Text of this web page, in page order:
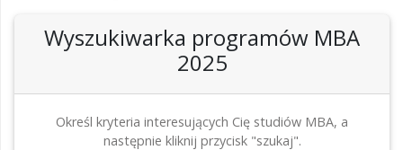
Wyszukiwarka programów MBA
2025
Określ kryteria interesujących Cię studiów MBA, a
następnie kliknij przycisk "szukaj".